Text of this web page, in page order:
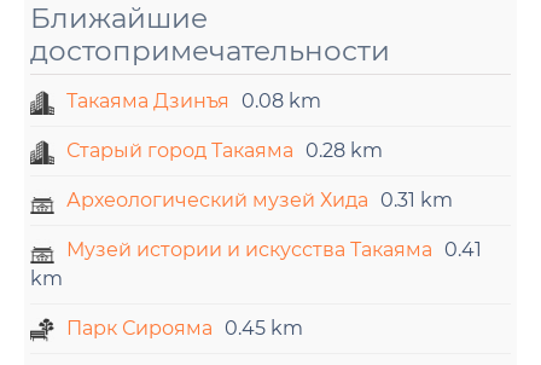
Ближайшие
достопримечательности
Такаяма Дзинъя 0.08 km
Старый город Такаяма 0.28 km
Археологический музей Хида 0.31 km
Музей истории и искусства Такаяма 0.41
km
Парк Сирояма 0.45 km